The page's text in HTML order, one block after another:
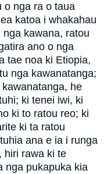
o nga ra o taua
katoa i whakahau
kawana, ratou
ano o nga
tae noa ki Etiopia,
nga kawanatanga;
he
ki tenei iwi, ki
ki to ratou reo; ki
ki ta ratou
ana e ia i runga
hiri rawa ki te
nga pukapuka kia